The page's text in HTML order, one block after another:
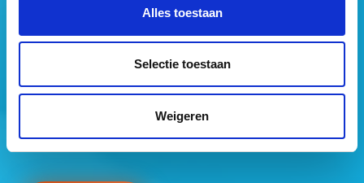
Alles toestaan
Selectie toestaan
Weigeren
Mogen wij jouw gegevens opslaan?*
Ja, ik geef toestemming om mijn gegevens op te slaan
en mij te informeren over het laatste vastgoednieuws.